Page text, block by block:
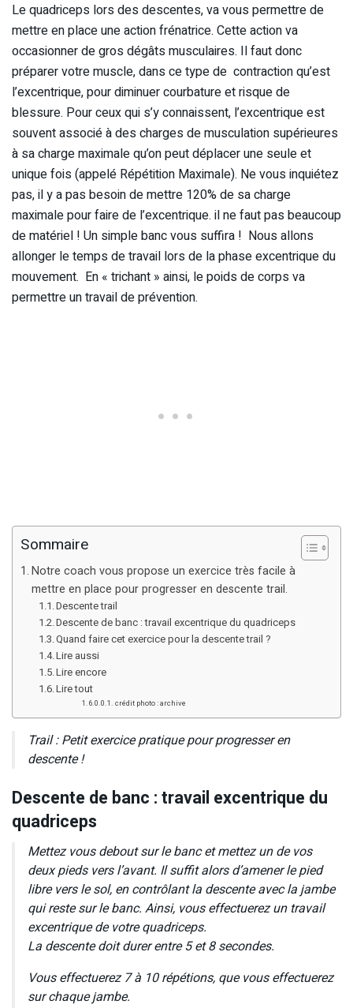
Le quadriceps lors des descentes, va vous permettre de
mettre en place une action frénatrice. Cette action va
occasionner de gros dégâts musculaires. Il faut donc
préparer votre muscle, dans ce type de contraction qu’est
l’excentrique, pour diminuer courbature et risque de
blessure. Pour ceux qui s’y connaissent, l’excentrique est
souvent associé à des charges de musculation supérieures
à sa charge maximale qu’on peut déplacer une seule et
unique fois (appelé Répétition Maximale). Ne vous inquiétez
pas, il y a pas besoin de mettre 120% de sa charge
maximale pour faire de l’excentrique. il ne faut pas beaucoup
de matériel ! Un simple banc vous suffira ! Nous allons
allonger le temps de travail lors de la phase excentrique du
mouvement. En « trichant » ainsi, le poids de corps va
permettre un travail de prévention.
Sommaire
Notre coach vous propose un exercice très facile à
mettre en place pour progresser en descente trail.
Descente trail
Descente de banc : travail excentrique du quadriceps
Quand faire cet exercice pour la descente trail ?
Lire aussi
Lire encore
Lire tout
crédit photo : archive
Trail : Petit exercice pratique pour progresser en
descente !
Descente de banc : travail excentrique du
quadriceps
Mettez vous debout sur le banc et mettez un de vos
deux pieds vers l’avant. Il suffit alors d’amener le pied
libre vers le sol, en contrôlant la descente avec la jambe
qui reste sur le banc. Ainsi, vous effectuerez un travail
excentrique de votre quadriceps.
La descente doit durer entre 5 et 8 secondes.
Vous effectuerez 7 à 10 répétions, que vous effectuerez
sur chaque jambe.